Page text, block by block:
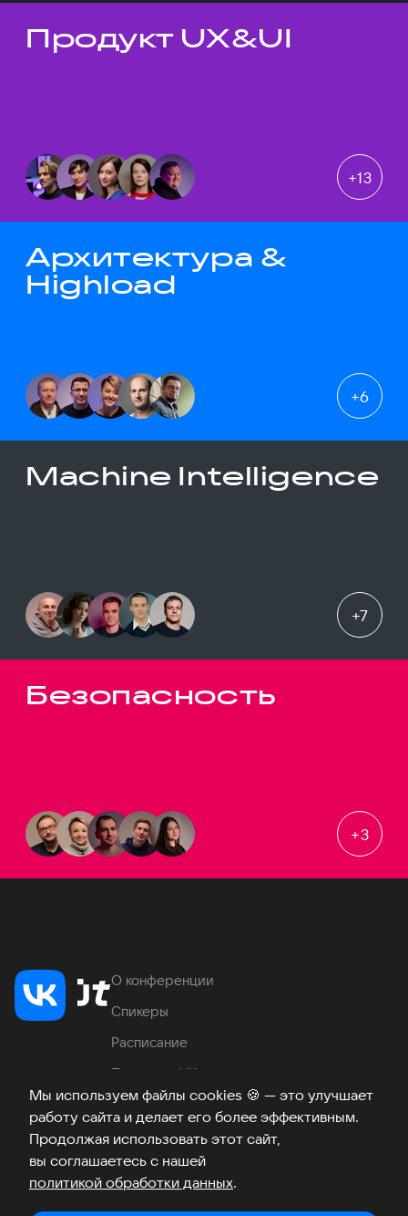
Мы используем файлы cookies 🍪 — это улучшает
работу сайта и делает его более эффективным.
Продолжая использовать этот сайт,
вы соглашаетесь с нашей
политикой обработки данных.
Темы докладов
Продукт UX&UI
+13
Архитектура &
Highload
+6
Machine Intelligence
+7
Безопасность
+3
О конференции
Спикеры
Расписание
Продукты VK
Место проведения
Часто задаваемые вопросы
ТелеграмВКонтакте
Хабр
Возникли вопросы? ©2026